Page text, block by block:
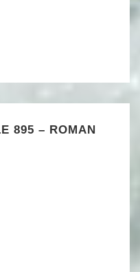
895 – ROMAN